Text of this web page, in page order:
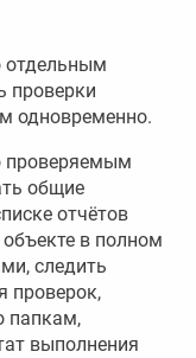
отдельным
проверки
одновременно.
проверяемым
общие
отчётов
в полном
следить
проверок,
папкам,
выполнения